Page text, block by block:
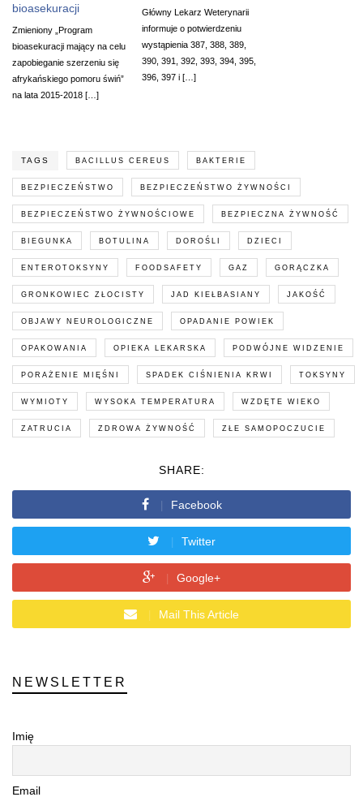
bioasekuracji
Zmieniony „Program
bioasekuracji mający na celu
zapobieganie szerzeniu się
afrykańskiego pomoru świń”
na lata 2015-2018 […]
Główny Lekarz Weterynarii
informuje o potwierdzeniu
wystąpienia 387, 388, 389,
390, 391, 392, 393, 394, 395,
396, 397 i […]
TAGS BACILLUS CEREUS BAKTERIE
BEZPIECZEŃSTWO BEZPIECZEŃSTWO ŻYWNOŚCI
BEZPIECZEŃSTWO ŻYWNOŚCIOWE BEZPIECZNA ŻYWNOŚĆ
BIEGUNKA BOTULINA DOROŚLI DZIECI
ENTEROTOKSYNY FOODSAFETY GAZ GORĄCZKA
GRONKOWIEC ZŁOCISTY JAD KIEŁBASIANY JAKOŚĆ
OBJAWY NEUROLOGICZNE OPADANIE POWIEK
OPAKOWANIA OPIEKA LEKARSKA PODWÓJNE WIDZENIE
PORAŻENIE MIĘŚNI SPADEK CIŚNIENIA KRWI TOKSYNY
WYMIOTY WYSOKA TEMPERATURA WZDĘTE WIEKO
ZATRUCIA ZDROWA ŻYWNOŚĆ ZŁE SAMOPOCZUCIE
SHARE:
Facebook
Twitter
Google+
Mail This Article
NEWSLETTER
Imię
Email